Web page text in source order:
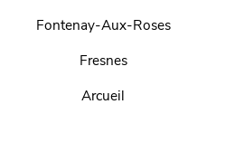
Fontenay-Aux-Roses
Fresnes
Arcueil